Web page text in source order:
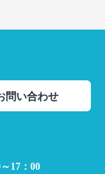
問い合わせ
17：00